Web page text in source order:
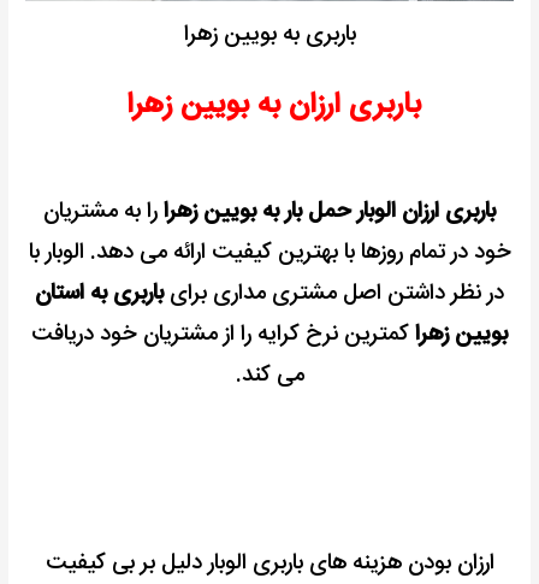
باربری به بویین زهرا
باربری ارزان به بویین زهرا
باربری ارزان الوبار حمل بار به بویین زهرارا به مشتریان
خود در تمام روزها با بهترین کیفیت ارائه می دهد. الوبار با
در نظر داشتن اصل مشتری مداری برایباربری به استان
بویین زهراکمترین نرخ کرایه را از مشتریان خود دریافت
می کند.
ارزان بودن هزینه های باربری الوبار دلیل بر بی کیفیت